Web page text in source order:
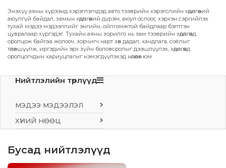
Энэхүү аяны хүрээнд хэрэглэгчдэд авто тээврийн хэрэгслийн хөдөлгөөний
аюулгүй байдал, замын хөдөлгөөний дүрэм, аюул ослоос хэрхэн сэргийлэх
тухай мэдээ мэдээллийг энгийн, ойлгомжтой байдлаар бэлтгэн
цувралаар хүргэдэг. Тухайн аяны зорилго нь зам тээврийн хөдөлгөөнд
оролцож байгаа жолооч, зорчигч нарт зөв дадал, хандлага, соёлыг
төлөвшүүлж, иргэдийн эрх зүйн боловсролыг дээшлүүлэх, хөдөлгөөнд
оролцогчдын хариуцлагыг нэмэгдүүлэхэд нөлөөлөх юм.
Нийтлэлийн төрлүүд
МЭДЭЭ МЭДЭЭЛЭЛ
ХҮНИЙ НӨӨЦ
Бусад нийтлэлүүд